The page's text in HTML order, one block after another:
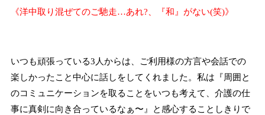
《洋中取り混ぜてのご馳走…あれ?、『和』がない(笑)》
いつも頑張っている3人からは、ご利用様の方言や会話での
楽しかったこと中心に話しをしてくれました。私は『周囲と
のコミュニケーションを取ることをいつも考えて、介護の仕
事に真剣に向き合っているなぁ〜』と感心することしきりで